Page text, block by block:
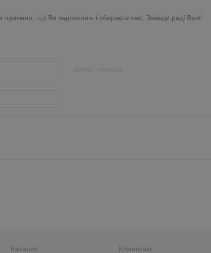
що Ви задоволені і обираєте нас. Завжди раді Вам!
Каталог Клиентам